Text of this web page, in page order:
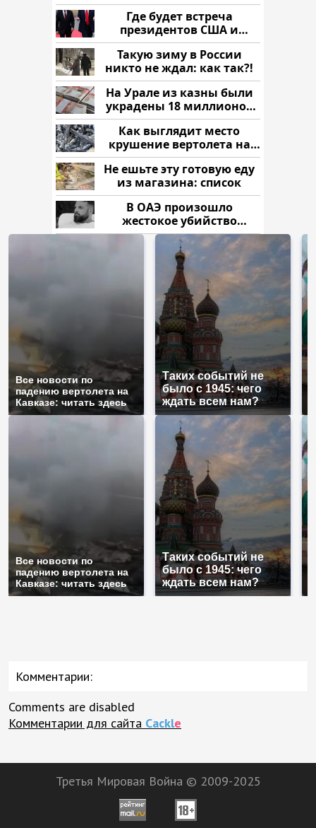
напали и подожгли.
Где будет встреча
президентов США и
России: Европа?
Такую зиму в России
никто не ждал: как так?!
На Урале из казны были
украдены 18 миллионов
рублей
Как выглядит место
крушение вертолета на
Кавказе: смотреть
Не ешьте эту готовую еду
из магазина: список
В ОАЭ произошло
жестокое убийство
криптомиллионера
Все новости по
падению вертолета на
Кавказе: читать здесь
Таких событий не
было с 1945: чего
ждать всем нам?
Все новости по
падению вертолета на
Кавказе: читать здесь
Таких событий не
было с 1945: чего
ждать всем нам?
Комментарии:
Comments are disabled
Комментарии для сайта Cackle
Третья Мировая Война © 2009-2025